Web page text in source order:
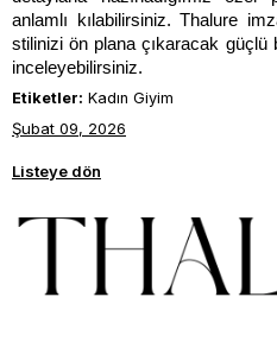
anlamlı kılabilirsiniz. Thalure
stilinizi ön plana çıkaracak güçlü
inceleyebilirsiniz.
Etiketler: Kadın Giyim
Şubat 09, 2026
Listeye dön